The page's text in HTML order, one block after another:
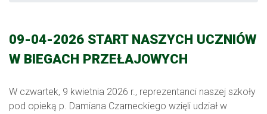
09-04-2026 START NASZYCH UCZNIÓW
W BIEGACH PRZEŁAJOWYCH
W czwartek, 9 kwietnia 2026 r., reprezentanci naszej szkoły
pod opieką p. Damiana Czarneckiego wzięli udział w